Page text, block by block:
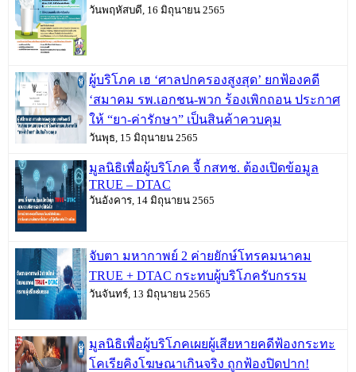
วันพฤหัสบดี, 16 มิถุนายน 2565
ผู้บริโภค เฮ ‘ศาลปกครองสูงสุด’ ยกฟ้องคดี
‘สมาคม รพ.เอกชน-พวก ร้องเพิกถอน ประกาศ
ให้ “ยา-ค่ารักษา” เป็นสินค้าควบคุม
วันพุธ, 15 มิถุนายน 2565
มูลนิธิเพื่อผู้บริโภค จี้ กสทช. ต้องเปิดข้อมูล
TRUE – DTAC
วันอังคาร, 14 มิถุนายน 2565
จับตา มหากาพย์ 2 ค่ายยักษ์โทรคมนาคม
TRUE + DTAC กระทบผู้บริโภครับกรรม
วันจันทร์, 13 มิถุนายน 2565
มูลนิธิเพื่อผู้บริโภคเผยผู้เสียหายคดีฟ้องกระทะ
โคเรียคิงโฆษณาเกินจริง ถูกฟ้องปิดปาก!